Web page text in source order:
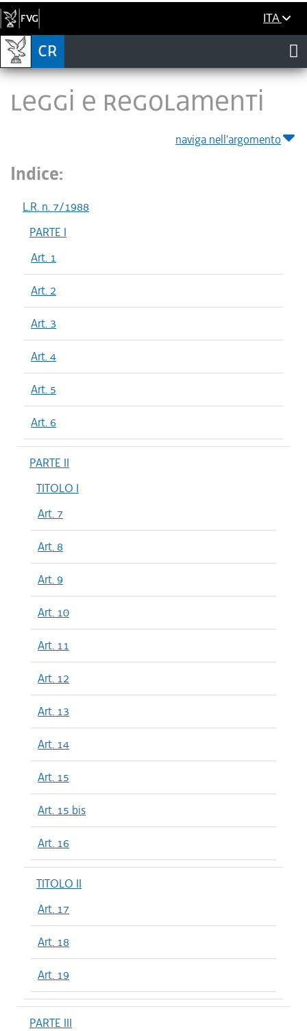
ITA
LEGGI E REGOLAMENTI
naviga nell'argomento
Indice:
L.R. n. 7/1988
PARTE I
Art. 1
Art. 2
Art. 3
Art. 4
Art. 5
Art. 6
PARTE II
TITOLO I
Art. 7
Art. 8
Art. 9
Art. 10
Art. 11
Art. 12
Art. 13
Art. 14
Art. 15
Art. 15 bis
Art. 16
TITOLO II
Art. 17
Art. 18
Art. 19
PARTE III